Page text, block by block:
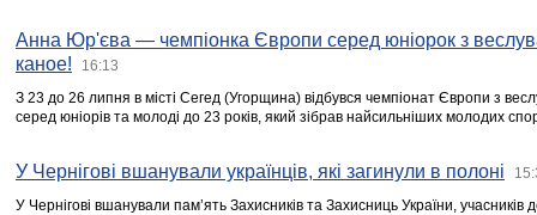
Анна Юр'єва — чемпіонка Європи серед юніорок з
каное!
16:13
З 23 до 26 липня в місті Сегед (Угорщина) відбувся чемпіонат Європи з
серед юніорів та молоді до 23 років, який зібрав найсильніших молодих
У Чернігові вшанували українців, які загинули в полоні
У Чернігові вшанували пам’ять Захисників та Захисниць України,